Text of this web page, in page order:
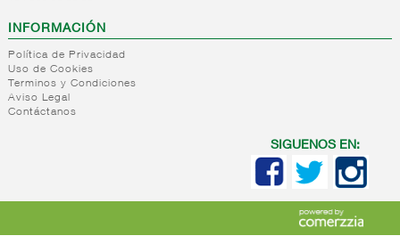
Platos
preparados
verdura
Platos
preparados
pescado
Platos
alternativa
vegetal
Pastas
refrigeradas
Platos
INFORMACIÓN
Política de Privacidad
Uso de Cookies
Terminos y Condiciones
Aviso Legal
Contáctanos
SIGUENOS EN: